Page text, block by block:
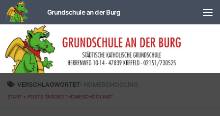
Zum Inhalt springen
VERSCHLAGWORTET: HOMESCHOOLING
START » POSTS TAGGED "HOMESCHOOLING"